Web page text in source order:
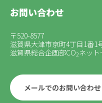
お問い合わせ
〒520-8577
滋賀県大津市京町4丁目1番1
滋賀県総合企画部CO2ネッ
メールでのお問い合わせ